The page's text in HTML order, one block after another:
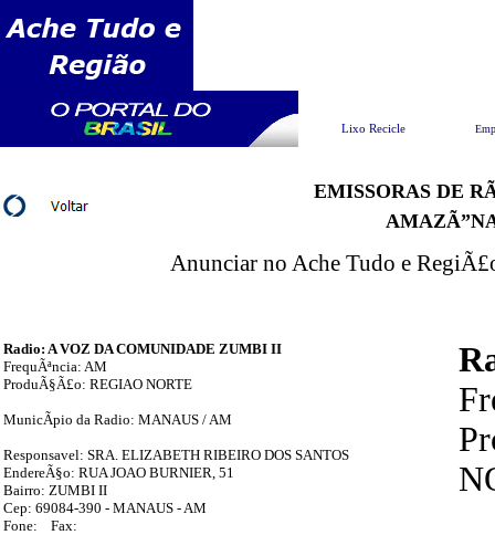
Lixo Recicle
EMISSORAS DE
Anunciar no Ache Tudo e
Radio: A VOZ DA COMUNIDADE ZUMBI II
FrequÃªncia: AM
ProduÃ§Ã£o: REGIAO NORTE
MunicÃ­pio da Radio: MANAUS / AM
Responsavel: SRA. ELIZABETH RIBEIRO DOS SANTOS
EndereÃ§o: RUA JOAO BURNIER, 51
Bairro: ZUMBI II
Cep: 69084-390 - MANAUS - AM
Fone: Fax: